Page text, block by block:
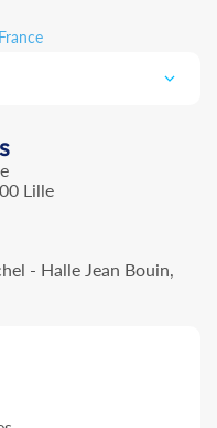
Lille
- Halle Jean Bouin,